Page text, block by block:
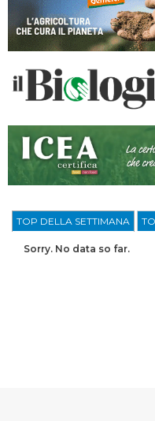
TOP DELLA SETTIMANA
Sorry. No data so far.